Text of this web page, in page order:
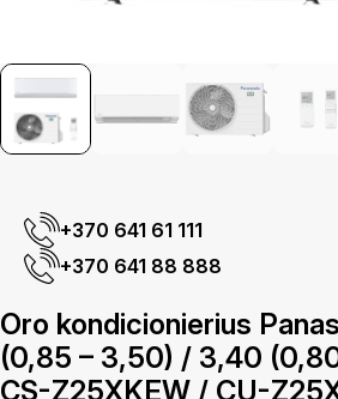
+370 641 61 111
+370 641 88 888
Oro kondicionierius
(0,85 – 3,50) / 3,40
CS-Z25XKEW / CU-